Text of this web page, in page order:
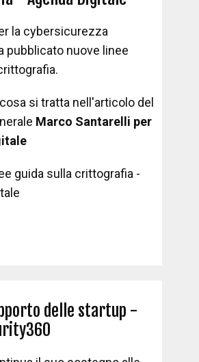
la cybersicurezza
pubblicato nuove linee
si tratta nell'articolo del
Marco Santarelli per
delle startup -